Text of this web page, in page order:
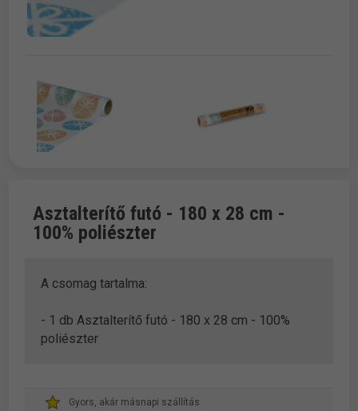
Asztalterítő futó - 180 x 28 cm -
100% poliészter
A csomag tartalma:
- 1 db Asztalterítő futó - 180 x 28 cm - 100%
poliészter
Gyors, akár másnapi szállítás